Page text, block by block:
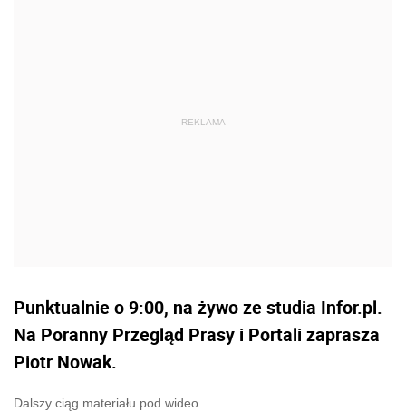
Punktualnie o 9:00, na żywo ze studia Infor.pl.
Na Poranny Przegląd Prasy i Portali zaprasza
Piotr Nowak.
Dalszy ciąg materiału pod wideo